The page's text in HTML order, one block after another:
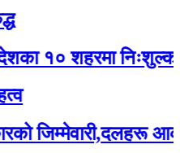
शहरमा निःशुल्क
आक्रोशित